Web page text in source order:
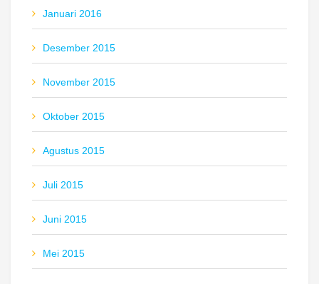
Januari 2016
Desember 2015
November 2015
Oktober 2015
Agustus 2015
Juli 2015
Juni 2015
Mei 2015